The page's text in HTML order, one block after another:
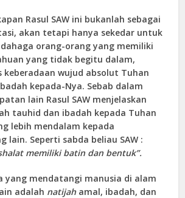
Rasul SAW ini bukanlah sebagai
akan tetapi hanya sekedar untuk
orang-orang yang memiliki
yang tidak begitu dalam,
wujud absolut Tuhan
kepada-Nya. Sebab dalam
lain Rasul SAW menjelaskan
tauhid dan ibadah kepada Tuhan
lebih mendalam kepada
lain. Seperti sabda beliau SAW :
memiliki batin dan bentuk”.
yang mendatangi manusia di alam
adalah natijah amal, ibadah, dan